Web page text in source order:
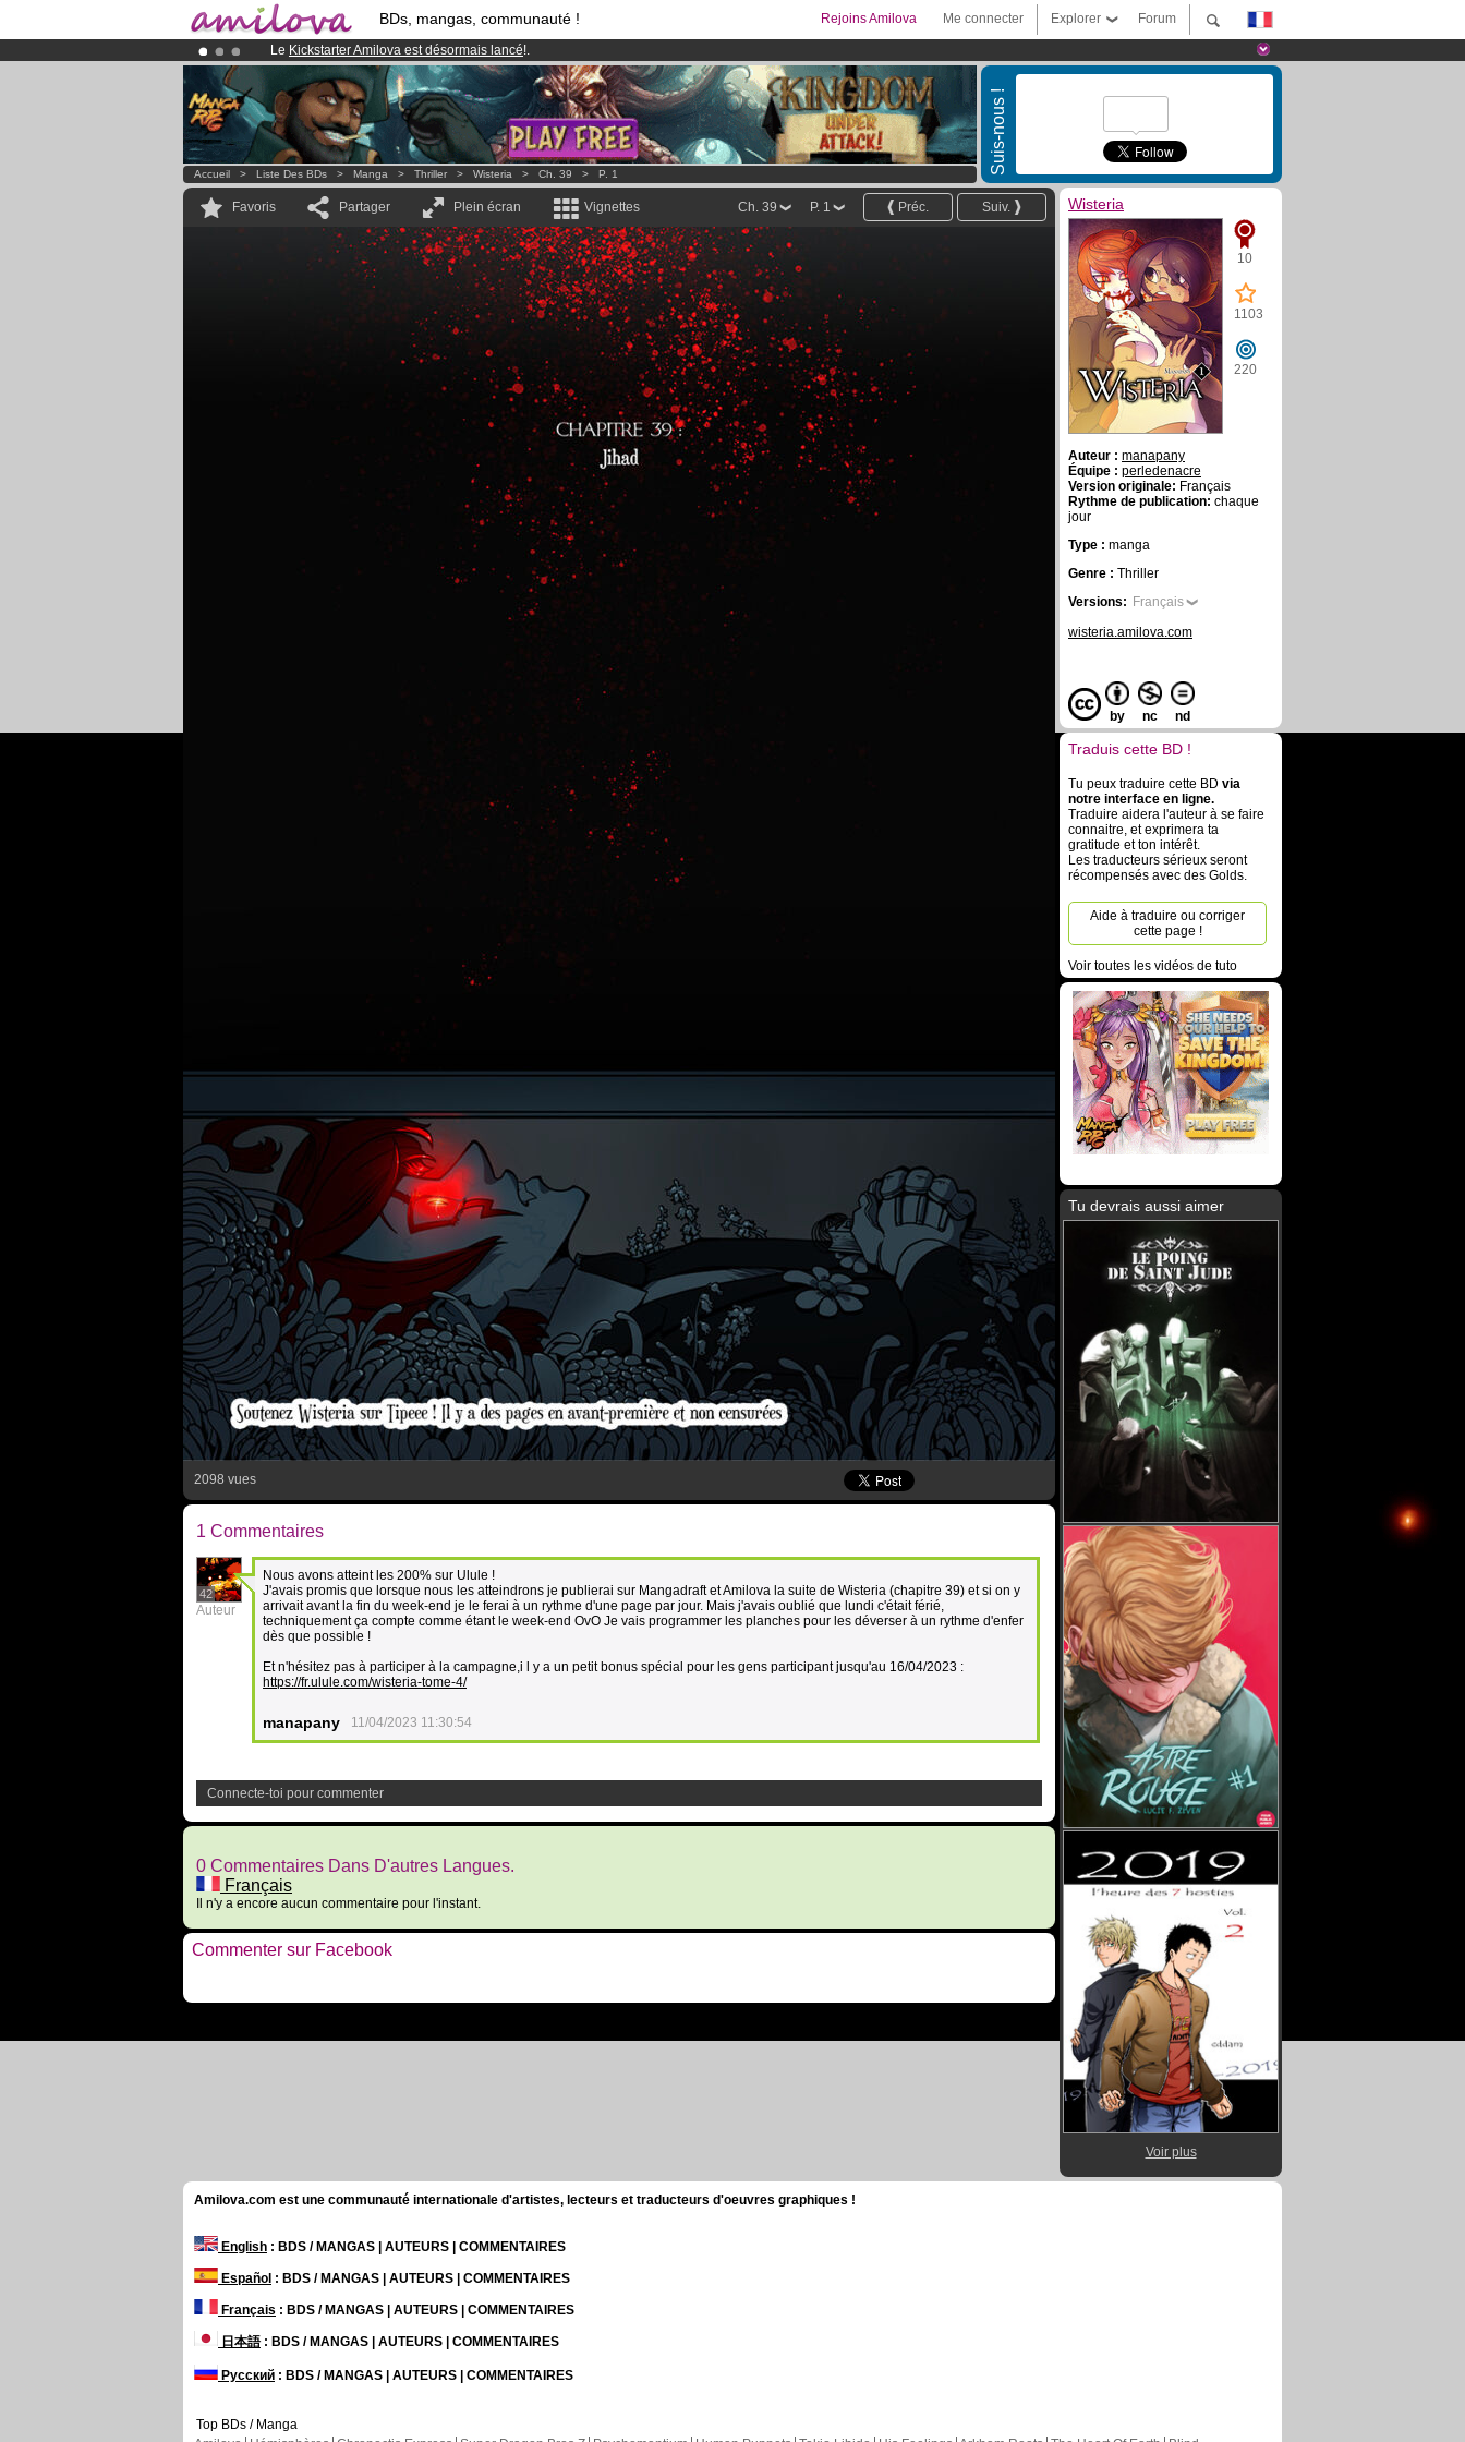
BDs, mangas, communauté ! Forum
Explorer
Me connecter
Rejoins Amilova
Le Kickstarter Amilova est désormais lancé!.
Abonnement premium: à partir de3.95 eurospar mois !Clique ici pour t'abonner
Déjà 100000membreset 1000BDs & Mangas!
Suis-nous !
Accueil > Liste Des BDs > Manga > Thriller > Wisteria > Ch. 39 > P. 1
Favoris Partager Plein écran Vignettes Suiv.
Préc.
P. 1
Ch. 39
2098 vues
1 Commentaires
42
Auteur
Nous avons atteint les 200% sur Ulule !
J'avais promis que lorsque nous les atteindrons je publierai sur Mangadraft et Amilova la suite de Wisteria (chapitre 39) et si on y
arrivait avant la fin du week-end je le ferai à un rythme d'une page par jour. Mais j'avais oublié que lundi c'était férié,
techniquement ça compte comme étant le week-end OvO Je vais programmer les planches pour les déverser à un rythme d'enfer
dès que possible !
Et n'hésitez pas à participer à la campagne,i l y a un petit bonus spécial pour les gens participant jusqu'au 16/04/2023 :
https://fr.ulule.com/wisteria-tome-4/
manapany 11/04/2023 11:30:54
Connecte-toi pour commenter
0 Commentaires Dans D'autres Langues.
Français
Il n'y a encore aucun commentaire pour l'instant.
Commenter sur Facebook
Wisteria
10
1103
220
Auteur : manapany
Équipe : perledenacre
Version originale: Français
Rythme de publication: chaque
jour
Type : manga
Genre : Thriller
Versions: Français
wisteria.amilova.com
by nc nd
Traduis cette BD !
Tu peux traduire cette BD via
notre interface en ligne.
Traduire aidera l'auteur à se faire
connaitre, et exprimera ta
gratitude et ton intérêt.
Les traducteurs sérieux seront
récompensés avec des Golds.
Aide à traduire ou corriger
cette page !
Voir toutes les vidéos de tuto
Tu devrais aussi aimer
Voir plus
Amilova.com est une communauté internationale d'artistes, lecteurs et traducteurs d'oeuvres graphiques !
English : BDS / MANGAS | AUTEURS | COMMENTAIRES
Español : BDS / MANGAS | AUTEURS | COMMENTAIRES
Français : BDS / MANGAS | AUTEURS | COMMENTAIRES
日本語: BDS / MANGAS | AUTEURS | COMMENTAIRES
Русский : BDS / MANGAS | AUTEURS | COMMENTAIRES
Top BDs / Manga